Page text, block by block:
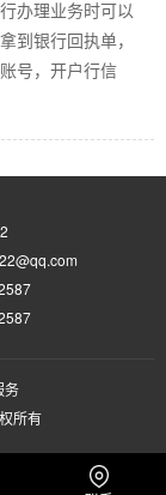
办理业务时可以
到银行回执单，
号，开户行信
务
所有